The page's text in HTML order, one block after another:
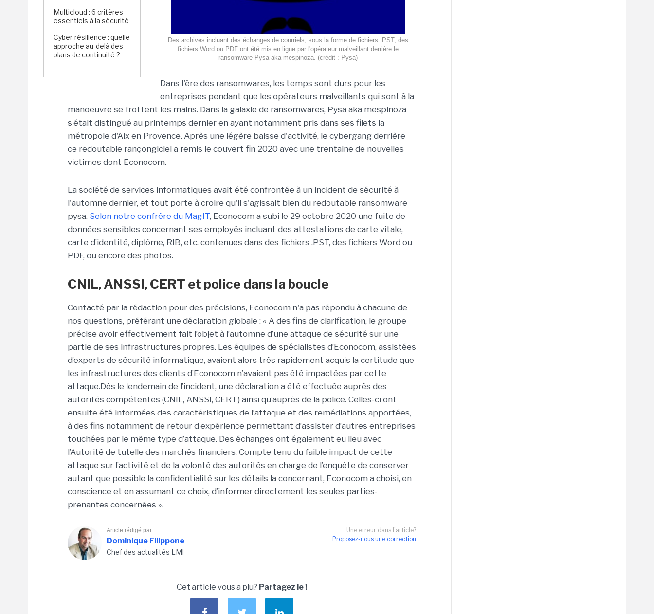
Multicloud : 6 critères
essentiels à la sécurité
Cyber-résilience : quelle
approche au-delà des
plans de continuité ?
Des archives incluant des échanges de courriels, sous la forme de fichiers .PST, des
fichiers Word ou PDF ont été mis en ligne par l'opérateur malveillant derrière le
ransomware Pysa aka mespinoza. (crédit : Pysa)
Dans l'ère des ransomwares, les temps sont durs pour les
entreprises pendant que les opérateurs malveillants qui sont à la
manoeuvre se frottent les mains. Dans la galaxie de ransomwares, Pysa aka mespinoza
s'était distingué au printemps dernier en ayant notamment pris dans ses filets la
métropole d'Aix en Provence. Après une légère baisse d'activité, le cybergang derrière
ce redoutable rançongiciel a remis le couvert fin 2020 avec une trentaine de nouvelles
victimes dont Econocom.
La société de services informatiques avait été confrontée à un incident de sécurité à
l'automne dernier, et tout porte à croire qu'il s'agissait bien du redoutable ransomware
pysa. Selon notre confrère du MagIT, Econocom a subi le 29 octobre 2020 une fuite de
données sensibles concernant ses employés incluant des attestations de carte vitale,
carte d’identité, diplôme, RIB, etc. contenues dans des fichiers .PST, des fichiers Word ou
PDF, ou encore des photos.
CNIL, ANSSI, CERT et police dans la boucle
Contacté par la rédaction pour des précisions, Econocom n'a pas répondu à chacune de
nos questions, préférant une déclaration globale : « A des fins de clarification, le groupe
précise avoir effectivement fait l’objet à l’automne d’une attaque de sécurité sur une
partie de ses infrastructures propres. Les équipes de spécialistes d’Econocom, assistées
d’experts de sécurité informatique, avaient alors très rapidement acquis la certitude que
les infrastructures des clients d’Econocom n’avaient pas été impactées par cette
attaque.Dès le lendemain de l’incident, une déclaration a été effectuée auprès des
autorités compétentes (CNIL, ANSSI, CERT) ainsi qu’auprès de la police. Celles-ci ont
ensuite été informées des caractéristiques de l’attaque et des remédiations apportées,
à des fins notamment de retour d'expérience permettant d’assister d’autres entreprises
touchées par le même type d’attaque. Des échanges ont également eu lieu avec
l’Autorité de tutelle des marchés financiers. Compte tenu du faible impact de cette
attaque sur l’activité et de la volonté des autorités en charge de l’enquête de conserver
autant que possible la confidentialité sur les détails la concernant, Econocom a choisi, en
conscience et en assumant ce choix, d’informer directement les seules parties-
prenantes concernées ».
Une erreur dans l'article?
Proposez-nous une correction
Article rédigé par
Dominique Filippone
Chef des actualités LMI
Cet article vous a plu? Partagez le !